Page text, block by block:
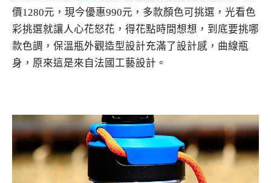
價1280元，現今優惠990元，多款顏色可挑選，光看色
彩挑選就讓人心花怒花，得花點時間想想，到底要挑哪
款色調，保溫瓶外觀造型設計充滿了設計感，曲線瓶
身，原來這是來自法國工藝設計。